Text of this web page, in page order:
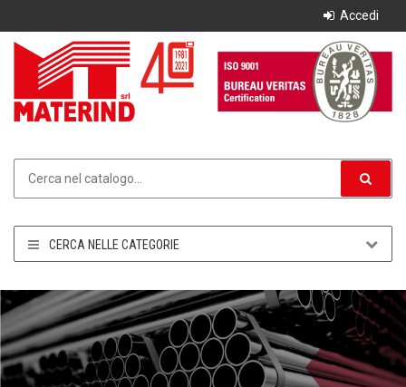
Accedi
CERCA NELLE CATEGORIE